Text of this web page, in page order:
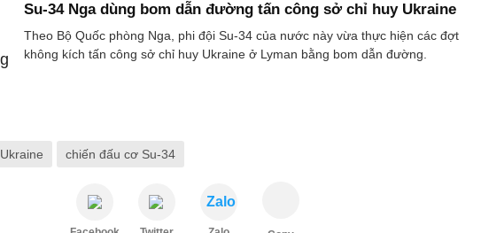
Su-34 Nga dùng bom dẫn đường tấn công sở chỉ huy Ukraine
Theo Bộ Quốc phòng Nga, phi đội Su-34 của nước này vừa thực hiện các đợt
không kích tấn công sở chỉ huy Ukraine ở Lyman bằng bom dẫn đường.
Ukraine chiến đấu cơ Su-34
Zalo